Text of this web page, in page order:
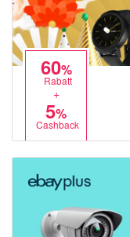
60%
Rabatt
+
5%
Cashback